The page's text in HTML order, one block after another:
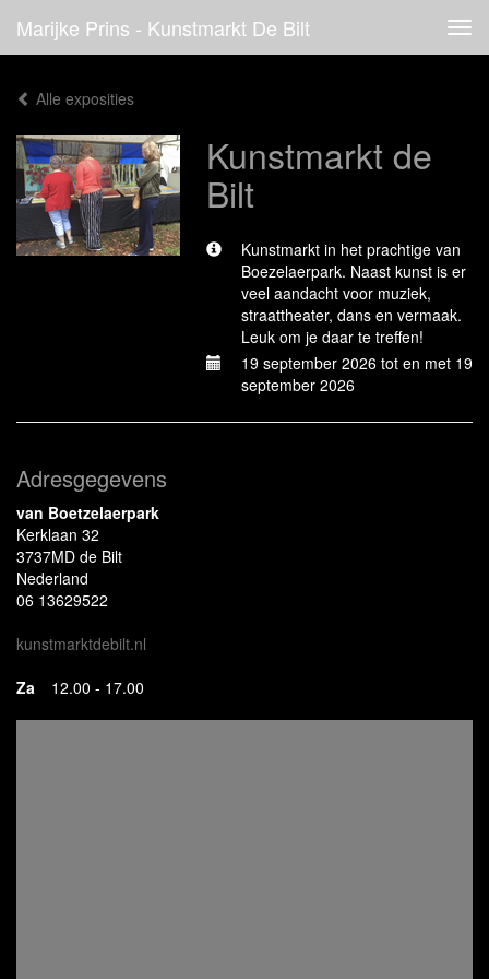
Marijke Prins - Kunstmarkt De Bilt
Alle exposities
Kunstmarkt de
Bilt
Kunstmarkt in het prachtige van
Boezelaerpark. Naast kunst is er
veel aandacht voor muziek,
straattheater, dans en vermaak.
Leuk om je daar te treffen!
19 september 2026 tot en met 19
september 2026
Adresgegevens
van Boetzelaerpark
Kerklaan 32
3737MD de Bilt
Nederland
06 13629522
kunstmarktdebilt.nl
Za
12.00 - 17.00